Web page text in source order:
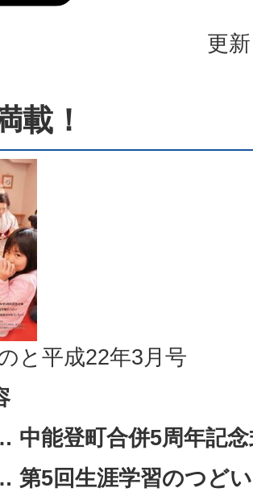
更
載！
と平成22年3月号
中能登町合併5周年記
第5回生涯学習のつどい